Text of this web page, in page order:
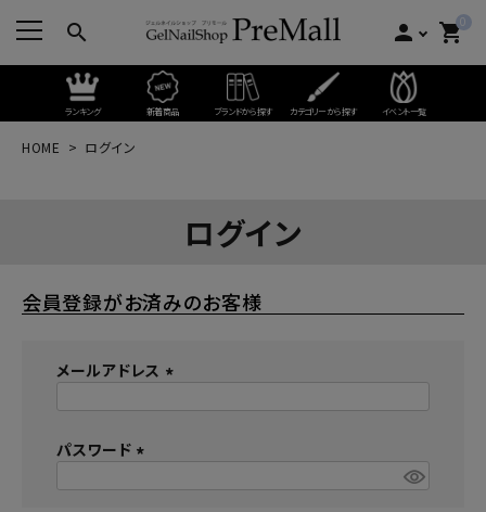
search person 0
shopping_cart
ランキング 新着商品 ブランドから探す カテゴリーから探す イベント一覧
HOME ログイン
ログイン
会員登録がお済みのお客様
メールアドレス
パスワード